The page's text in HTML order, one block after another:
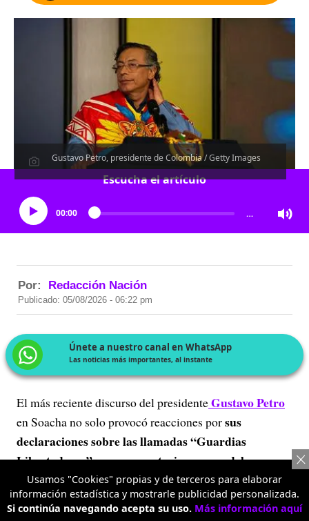
Gustavo Petro, presidente de Colombia / Getty Images
Escucha el artículo
00:00 …
Por: Redacción Nación
Publicado: 05/08/2026 - 06:22 pm
Únete a nuestro canal en WhatsApp
Las noticias más importantes, al instante
El más reciente discurso del presidenteGustavo Petro
en Soacha no solo provocó reacciones porsus
declaraciones sobre las llamadas “Guardias
Libertadoras” y sus comentarios acerca del
gobierno de Abelardo De La Espriella. También dio
pie a un análisis en ‘La Luciérnaga’, de Caracol Radio,
Usamos "Cookies" propias y de terceros para elaborar
información estadística y mostrarle publicidad personalizada.
Si continúa navegando acepta su uso. Más información aquí